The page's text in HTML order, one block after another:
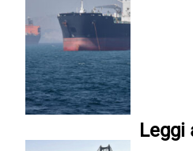
Leggi